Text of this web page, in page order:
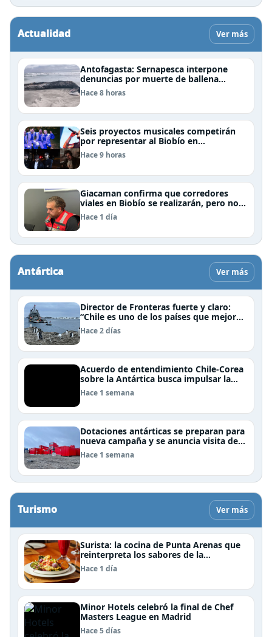
Actualidad Ver más
Antofagasta: Sernapesca interpone
denuncias por muerte de ballena
jorobada y maltrato a lobos marinos
Hace 8 horas
Seis proyectos musicales competirán
por representar al Biobío en
Rockódromo 2026
Hace 9 horas
Giacaman confirma que corredores
viales en Biobío se realizarán, pero no
por la vía de la concesión
Hace 1 día
Antártica Ver más
Director de Fronteras fuerte y claro:
“Chile es uno de los países que mejor
derechos tiene para sustentar una
reclamación de territorio antártico”
Hace 2 días
Acuerdo de entendimiento Chile-Corea
sobre la Antártica busca impulsar la
investigación científica
Hace 1 semana
Dotaciones antárticas se preparan para
nueva campaña y se anuncia visita de
Pdte Kast y su gabinete al continente
blanco
Hace 1 semana
Turismo Ver más
Surista: la cocina de Punta Arenas que
reinterpreta los sabores de la
Patagonia
Hace 1 día
Minor Hotels celebró la final de Chef
Masters League en Madrid
Hace 5 días